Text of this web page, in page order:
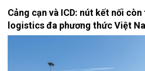
Cảng cạn và ICD: nút kết nối
logistics đa phương thức Việt